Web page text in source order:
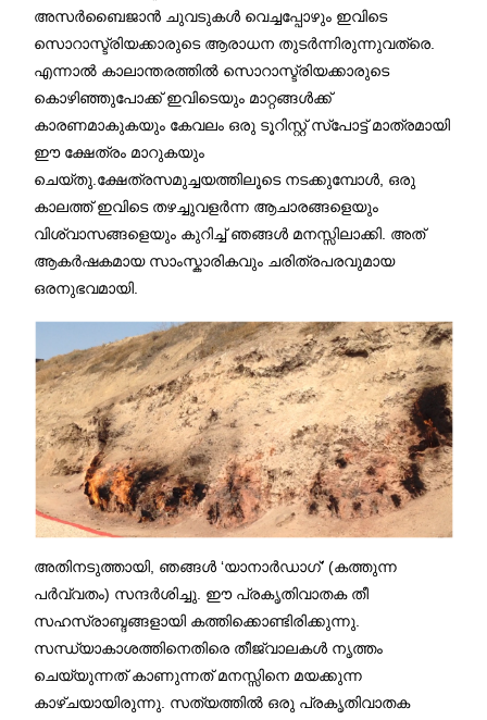
അസർബൈജാൻ ചുവടുകൾ വെച്ചപ്പോഴും ഇവിടെ
സൊറാസ്ട്രിയക്കാരുടെ ആരാധന തുടർന്നിരുന്നുവത്രെ.
എന്നാൽ കാലാന്തരത്തിൽ സൊറാസ്ട്രിയക്കാരുടെ
കൊഴിഞ്ഞുപോക്ക് ഇവിടെയും മാറ്റങ്ങൾക്ക്
കാരണമാകുകയും കേവലം ഒരു ടൂറിസ്റ്റ് സ്പോട്ട് മാത്രമായി
ഈ ക്ഷേത്രം മാറുകയും
ചെയ്തു.ക്ഷേത്രസമുച്ചയത്തിലൂടെ നടക്കുമ്പോൾ, ഒരു
കാലത്ത് ഇവിടെ തഴച്ചുവളർന്ന ആചാരങ്ങളെയും
വിശ്വാസങ്ങളെയും കുറിച്ച് ഞങ്ങൾ മനസ്സിലാക്കി. അത്
ആകർഷകമായ സാംസ്കാരികവും ചരിത്രപരവുമായ
ഒരനുഭവമായി.
അതിനടുത്തായി, ഞങ്ങൾ ‘യാനാർഡാഗ്’ (കത്തുന്ന
പർവ്വതം) സന്ദർശിച്ചു. ഈ പ്രകൃതിവാതക തീ
സഹസ്രാബ്ദങ്ങളായി കത്തിക്കൊണ്ടിരിക്കുന്നു.
സന്ധ്യാകാശത്തിനെതിരെ തീജ്വാലകൾ നൃത്തം
ചെയ്യുന്നത് കാണുന്നത് മനസ്സിനെ മയക്കുന്ന
കാഴ്ചയായിരുന്നു. സത്യത്തിൽ ഒരു പ്രകൃതിവാതക